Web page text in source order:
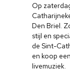
Op
Den Briel.
stijl en
de Sint-
en koop
livemuziek.